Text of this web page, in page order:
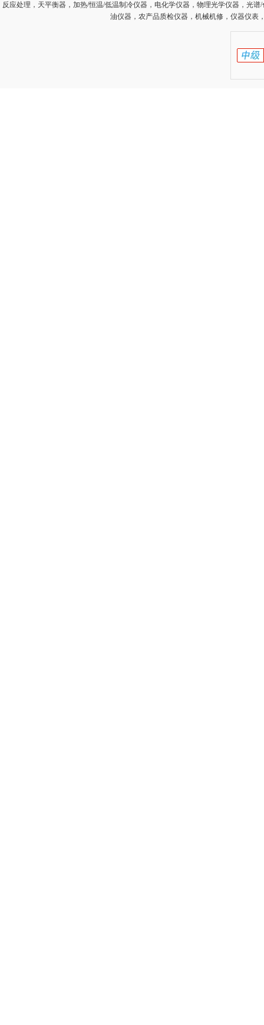
反应处理，天平衡器，加热/恒温/低温制冷仪器，电化学仪器，物理光学仪器，光
油仪器，农产品质检仪器，机械机修，仪器仪表